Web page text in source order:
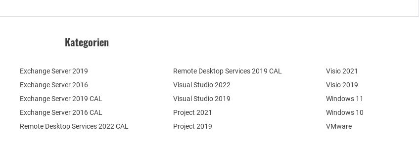
Kategorien
Exchange Server 2019
Exchange Server 2016
Remote Desktop Services 2022 CAL
Remote Desktop Services 2019 CAL
Exchange Server 2019 CAL
Exchange Server 2016 CAL
Visual Studio 2022
Visual Studio 2019
Project 2021
Project 2019
Visio 2021
Visio 2019
Windows 11
Windows 10
VMware